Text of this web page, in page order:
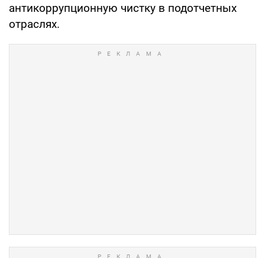
антикоррупционную чистку в подотчетных
отраслях.